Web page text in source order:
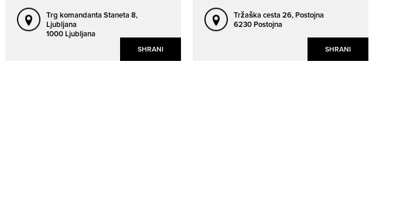
SHRANI
Trg komandanta Staneta 8,
Ljubljana
1000 Ljubljana
SHRANI
Tržaška cesta 26, Postojna
6230 Postojna